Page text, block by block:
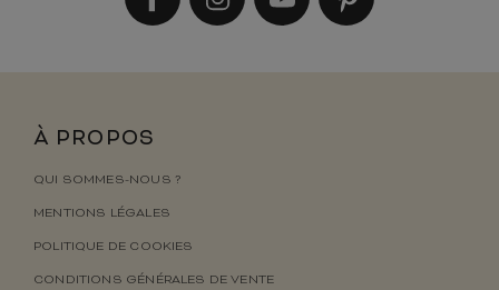
À PROPOS
QUI SOMMES-NOUS ?
MENTIONS LÉGALES
POLITIQUE DE COOKIES
CONDITIONS GÉNÉRALES DE VENTE